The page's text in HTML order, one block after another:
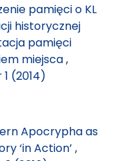
pamięci o KL
historycznej
pamięci
miejsca,
(2014)
Apocrypha as
‘in Action’ ,